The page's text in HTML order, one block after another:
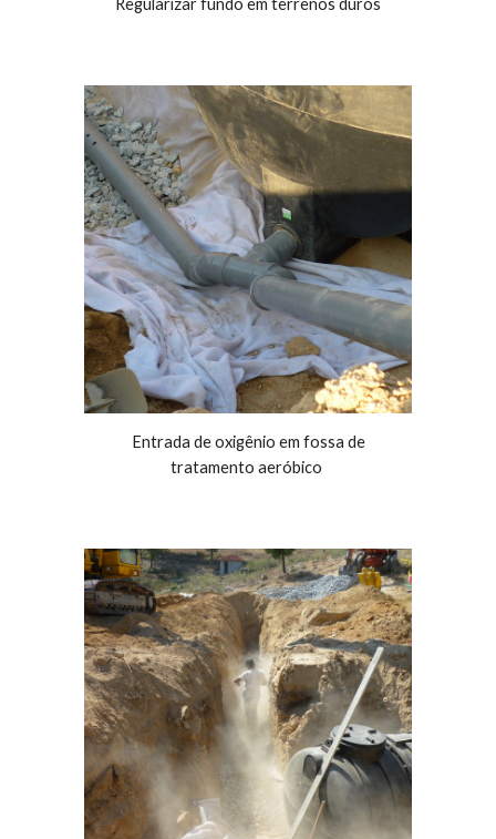
Regularizar fundo em terrenos duros
Entrada de oxigênio em fossa de
tratamento aeróbico